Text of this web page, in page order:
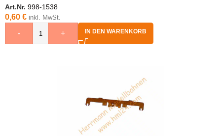
Art.Nr. 998-1538
0,60 € inkl. MwSt.
- + IN DEN WARENKORB